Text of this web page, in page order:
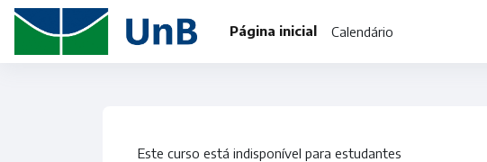
Ir para o conteúdo principal
Página inicial
Calendário
Este curso está indisponível para estudantes